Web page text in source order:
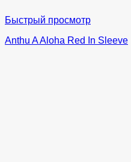
Быстрый просмотр
Anthu A Aloha Red In Sleeve